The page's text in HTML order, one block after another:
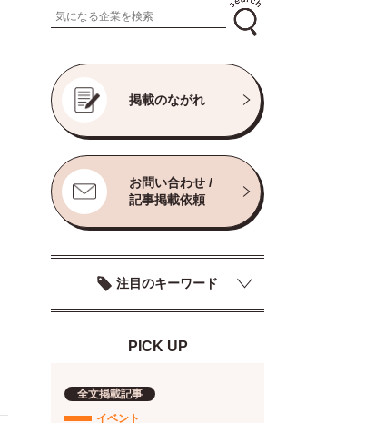
掲載のながれ
お問い合わせ /
記事掲載依頼
注目のキーワード
PICK UP
全文掲載記事
イベント